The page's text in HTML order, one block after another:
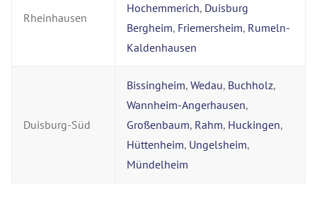
Rheinhausen
Hochemmerich, Duisburg
Bergheim, Friemersheim, Rumeln-
Kaldenhausen
Duisburg-Süd
Bissingheim, Wedau, Buchholz,
Wannheim-Angerhausen,
Großenbaum, Rahm, Huckingen,
Hüttenheim, Ungelsheim,
Mündelheim